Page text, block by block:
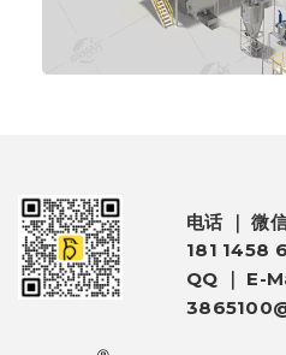
电话 ｜ 微
181 1458
QQ ｜ E-